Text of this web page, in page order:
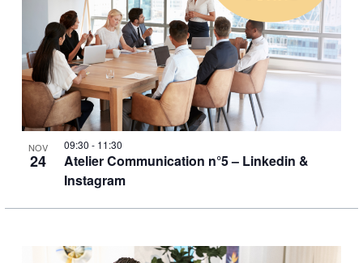
NOV
24
09:30- 11:30
Atelier Communication n°5 – Linkedin &
Instagram